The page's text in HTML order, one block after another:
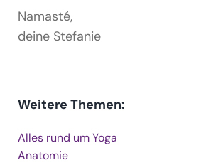
Namasté,
deine Stefanie
Weitere Themen:
Alles rund um Yoga
Anatomie